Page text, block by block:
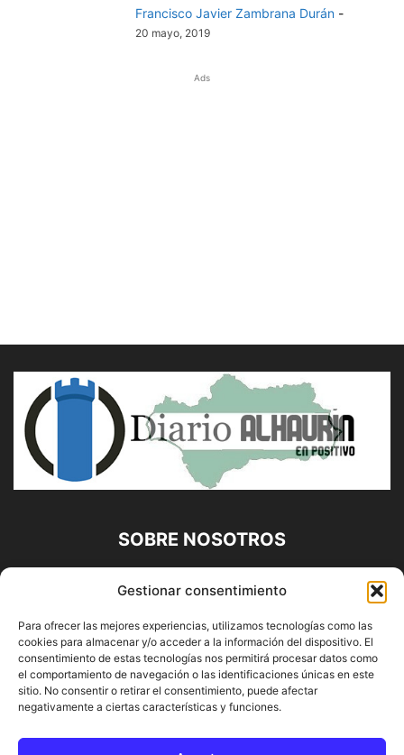
Gestionar consentimiento
Para ofrecer las mejores experiencias, utilizamos tecnologías como las
cookies para almacenar y/o acceder a la información del dispositivo. El
consentimiento de estas tecnologías nos permitirá procesar datos como
el comportamiento de navegación o las identificaciones únicas en este
sitio. No consentir o retirar el consentimiento, puede afectar
negativamente a ciertas características y funciones.
Francisco Javier Zambrana Durán -
20 mayo, 2019
Ads
SOBRE NOSOTROS
Diario Alhaurín (www.alhaurindelatorre.com) Propiedad de
Francisco E. López López | 639 95 71 95 | Noticias de
Alhaurín de la Torre, Málaga y Provincia|
Contáctanos:info@alhaurindelatorre.com
SÍGUENOS